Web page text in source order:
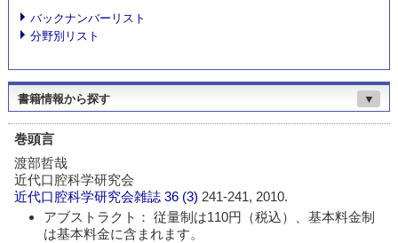
バックナンバーリスト
分野別リスト
書籍情報から探す ▼
巻頭言
渡部哲哉
近代口腔科学研究会
近代口腔科学研究会雑誌 36 (3) 241-241, 2010.
アブストラクト： 従量制は110円（税込）、基本料金制
は基本料金に含まれます。